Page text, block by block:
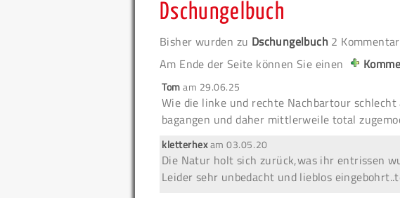
Dschungelbuch
Bisher wurden zu Dschungelbuch 2
Am Ende der Seite können Sie einen
Tomam 29.06.25
Wie die linke und rechte Nachbartour
bagangen und daher mittlerweile total
kletterhexam03.05.20
Die Natur holt sich zurück,was ihr entrissen
Leider sehr unbedacht und lieblos